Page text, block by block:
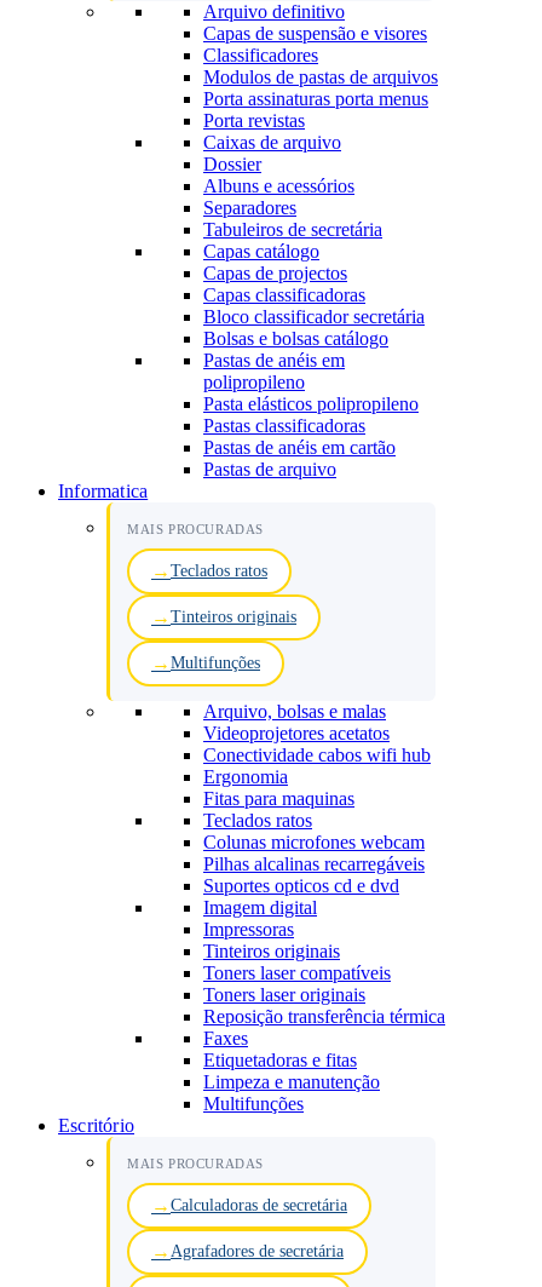
Arquivo definitivo
Capas de suspensão e visores
Classificadores
Modulos de pastas de arquivos
Porta assinaturas porta menus
Porta revistas
Caixas de arquivo
Dossier
Albuns e acessórios
Separadores
Tabuleiros de secretária
Capas catálogo
Capas de projectos
Capas classificadoras
Bloco classificador secretária
Bolsas e bolsas catálogo
Pastas de anéis em
polipropileno
Pasta elásticos polipropileno
Pastas classificadoras
Pastas de anéis em cartão
Pastas de arquivo
Informatica
MAIS PROCURADAS
Teclados ratos
Tinteiros originais
Multifunções
Arquivo, bolsas e malas
Videoprojetores acetatos
Conectividade cabos wifi hub
Ergonomia
Fitas para maquinas
Teclados ratos
Colunas microfones webcam
Pilhas alcalinas recarregáveis
Suportes opticos cd e dvd
Imagem digital
Impressoras
Tinteiros originais
Toners laser compatíveis
Toners laser originais
Reposição transferência térmica
Faxes
Etiquetadoras e fitas
Limpeza e manutenção
Multifunções
Escritório
MAIS PROCURADAS
Calculadoras de secretária
Agrafadores de secretária